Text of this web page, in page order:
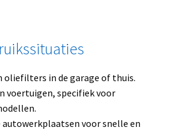
oliefilters in de garage of thuis.
voertuigen, specifiek voor
voor snelle en